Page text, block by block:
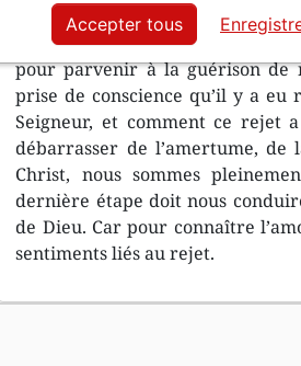
du rejet sont la solitude, la pitié
solution par la mort de son Fils
pour parvenir à la guérison de
prise de conscience qu’il y a
Seigneur, et comment ce rejet
débarrasser de l’amertume, de
Christ, nous sommes
dernière étape doit nous
de Dieu. Car pour connaître
sentiments liés au rejet.
Accepter tous